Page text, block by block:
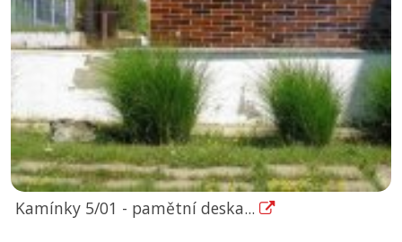
Kamínky 5/01 - pamětní deska...